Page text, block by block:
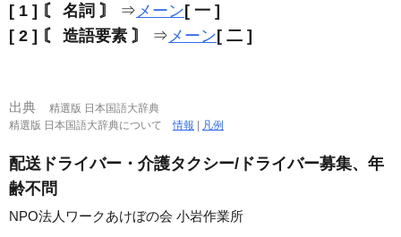
[ 1 ] 〘 名詞 〙 ⇒ メーン[ 一 ]
[ 2 ] 〘 造語要素 〙 ⇒ メーン[ 二 ]
出典
精選版 日本国語大辞典
精選版 日本国語大辞典について情報 | 凡例
配送ドライバー・介護タクシー/ドライバー募集、年
齢不問
NPO法人ワークあけぼの会 小岩作業所